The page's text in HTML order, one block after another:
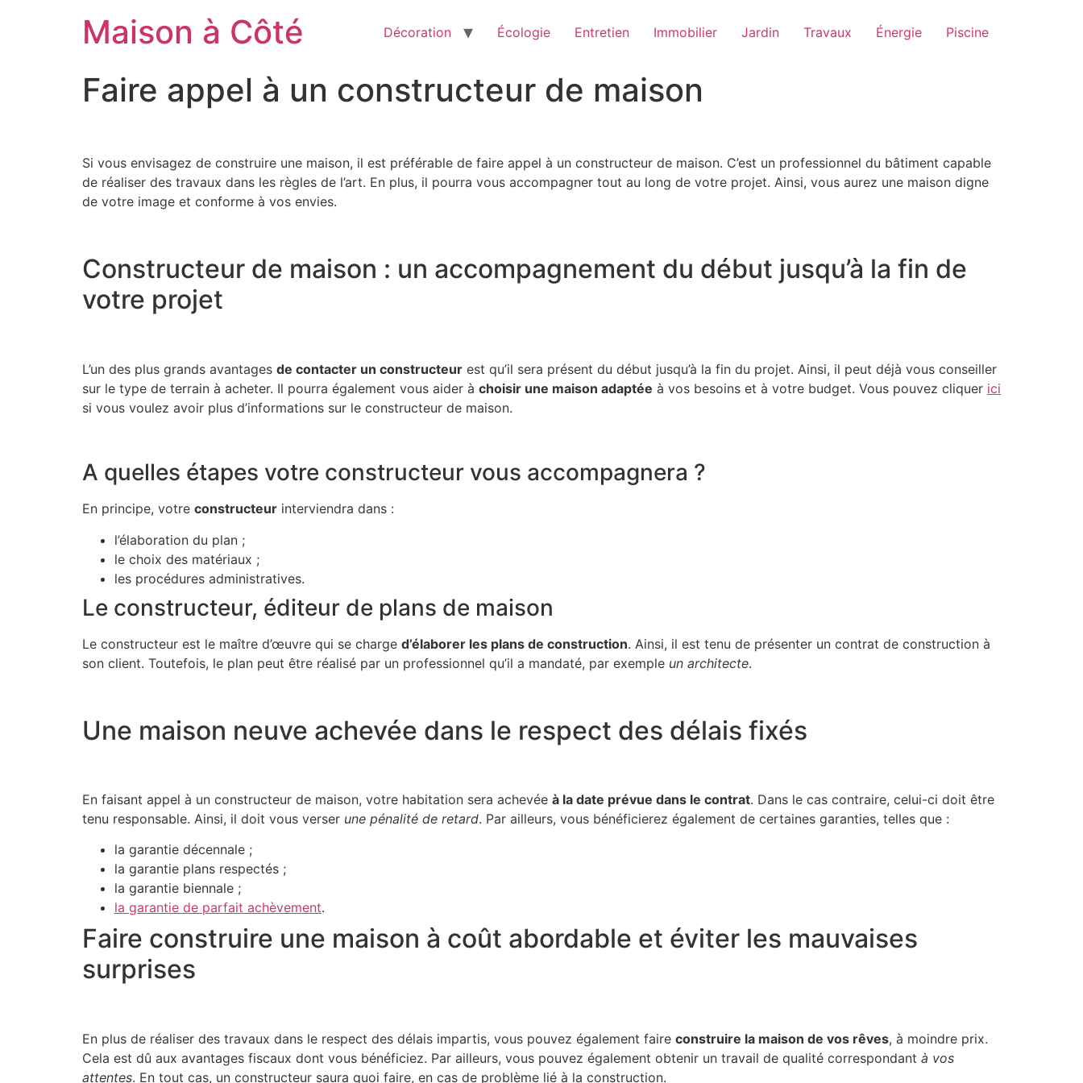
Maison à Côté Décoration Écologie Entretien Immobilier Jardin Travaux Énergie Piscine
Faire appel à un constructeur de maison
Si vous envisagez de construire une maison, il est préférable de faire appel à un constructeur de maison. C’est un professionnel du bâtiment capable
de réaliser des travaux dans les règles de l’art. En plus, il pourra vous accompagner tout au long de votre projet. Ainsi, vous aurez une maison digne
de votre image et conforme à vos envies.
Constructeur de maison : un accompagnement du début jusqu’à la fin de
votre projet
L’un des plus grands avantages de contacter un constructeur est qu’il sera présent du début jusqu’à la fin du projet. Ainsi, il peut déjà vous conseiller
sur le type de terrain à acheter. Il pourra également vous aider à choisir une maison adaptée à vos besoins et à votre budget. Vous pouvez cliquer ici
si vous voulez avoir plus d’informations sur le constructeur de maison.
A quelles étapes votre constructeur vous accompagnera ?
En principe, votre constructeur interviendra dans :
l’élaboration du plan ;
le choix des matériaux ;
les procédures administratives.
Le constructeur, éditeur de plans de maison
Le constructeur est le maître d’œuvre qui se charge d’élaborer les plans de construction. Ainsi, il est tenu de présenter un contrat de construction à
son client. Toutefois, le plan peut être réalisé par un professionnel qu’il a mandaté, par exemple un architecte.
Une maison neuve achevée dans le respect des délais fixés
En faisant appel à un constructeur de maison, votre habitation sera achevée à la date prévue dans le contrat. Dans le cas contraire, celui-ci doit être
tenu responsable. Ainsi, il doit vous verser une pénalité de retard. Par ailleurs, vous bénéficierez également de certaines garanties, telles que :
la garantie décennale ;
la garantie plans respectés ;
la garantie biennale ;
la garantie de parfait achèvement.
Faire construire une maison à coût abordable et éviter les mauvaises
surprises
En plus de réaliser des travaux dans le respect des délais impartis, vous pouvez également faire construire la maison de vos rêves, à moindre prix.
Cela est dû aux avantages fiscaux dont vous bénéficiez. Par ailleurs, vous pouvez également obtenir un travail de qualité correspondant à vos
attentes. En tout cas, un constructeur saura quoi faire, en cas de problème lié à la construction.